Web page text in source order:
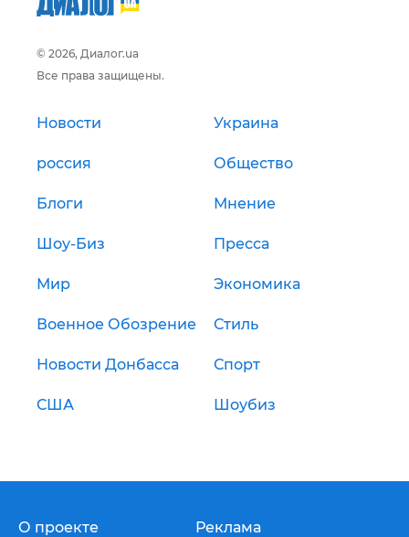
© 2026, Диалог.ua
Все права защищены.
Новости Украина
россия Общество
Блоги Мнение
Шоу-Биз Пресса
Мир Экономика
Военное Обозрение Стиль
Новости Донбасса Спорт
США Шоубиз
О проекте Реклама